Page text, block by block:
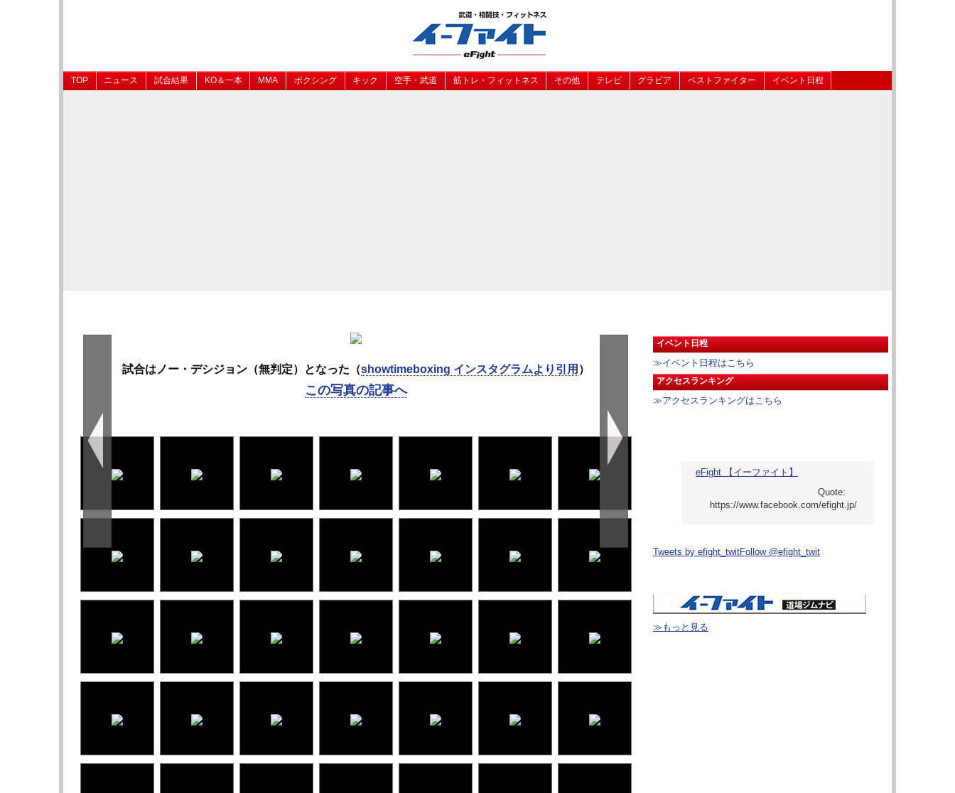
TOP ニュース 試合結果 KO＆一本 MMA ボクシング キック 空手・武道 筋トレ・フィットネス その他 テレビ グラビア ベストファイター イベント日程
試合はノー・デシジョン（無判定）となった（showtimeboxing インスタグラムより引用 ）
この写真の記事へ
イベント日程
≫イベント日程はこちら
アクセスランキング
≫アクセスランキングはこちら
eFight 【イーファイト】
Tweets by efight_twitFollow @efight_twit
≫もっと見る